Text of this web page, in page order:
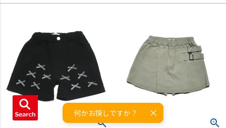
何かお探しですか？